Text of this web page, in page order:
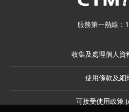
服務第一熱線：
收集及處理個人資
使用條款及細
可接受使用政策